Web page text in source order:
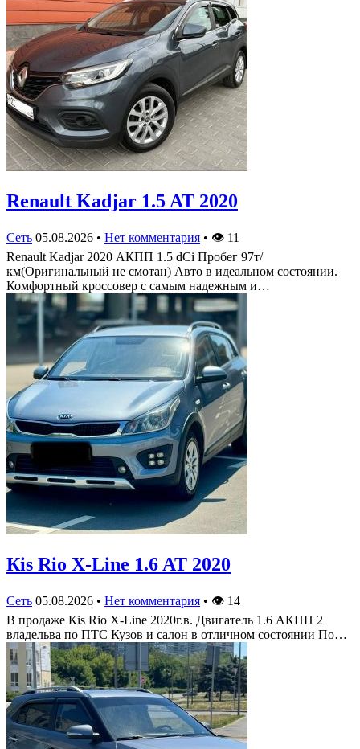
Renault Kadjar 1.5 AT 2020
Сеть 05.08.2026 • Нет комментария • 👁 11
Renault Kadjar 2020 АКПП 1.5 dCi Пробег 97т/
км(Оригинальный не смотан) Авто в идеальном состоянии.
Комфортный кроссовер с самым надежным и…
Кis Rio X-Line 1.6 AT 2020
Сеть 05.08.2026 • Нет комментария • 👁 14
В продаже Кis Rio X-Line 2020г.в. Двигатель 1.6 АКПП 2
владельва по ПТС Кузов и салон в отличном состоянии По…